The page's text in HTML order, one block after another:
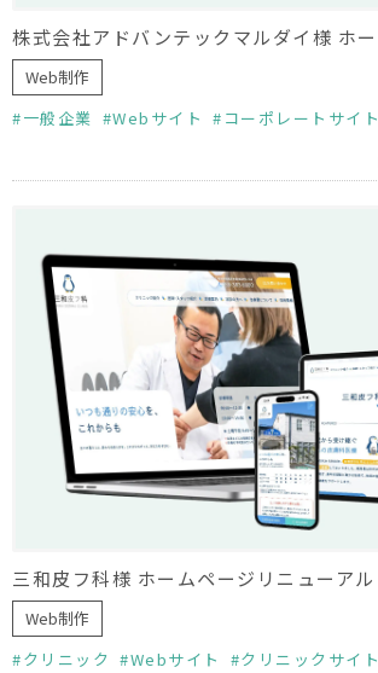
Web制作
一般企業
Webサイト
コーポレートサイト
三和皮フ科様 ホームページリニューアル
Web制作
クリニック
Webサイト
クリニックサイト